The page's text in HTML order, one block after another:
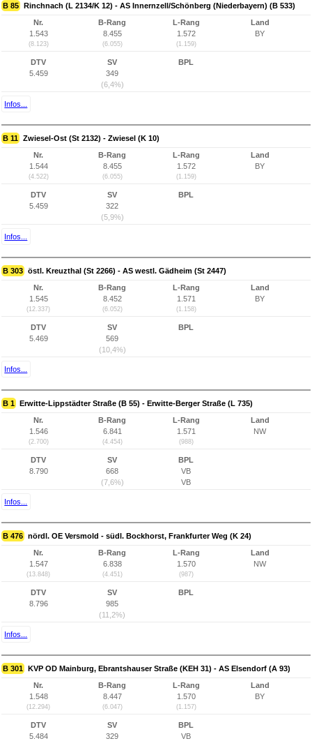
B 85 Rinchnach (L 2134/K 12) - AS Innernzell/Schönberg (Niederbayern) (B 533)
Nr.
1.543
(8.123)
B-Rang
8.455
(6.055)
L-Rang
1.572
(1.159)
Land
BY
DTV
5.459
SV
349
(6,4%)
BPL
Infos...
B 11 Zwiesel-Ost (St 2132) - Zwiesel (K 10)
Nr.
1.544
(4.522)
B-Rang
8.455
(6.055)
L-Rang
1.572
(1.159)
Land
BY
DTV
5.459
SV
322
(5,9%)
BPL
Infos...
B 303 östl. Kreuzthal (St 2266) - AS westl. Gädheim (St 2447)
Nr.
1.545
(12.337)
B-Rang
8.452
(6.052)
L-Rang
1.571
(1.158)
Land
BY
DTV
5.469
SV
569
(10,4%)
BPL
Infos...
B 1 Erwitte-Lippstädter Straße (B 55) - Erwitte-Berger Straße (L 735)
Nr.
1.546
(2.700)
B-Rang
6.841
(4.454)
L-Rang
1.571
(988)
Land
NW
DTV
8.790
SV
668
(7,6%)
BPL
VB
VB
Infos...
B 476 nördl. OE Versmold - südl. Bockhorst, Frankfurter Weg (K 24)
Nr.
1.547
(13.848)
B-Rang
6.838
(4.451)
L-Rang
1.570
(987)
Land
NW
DTV
8.796
SV
985
(11,2%)
BPL
Infos...
B 301 KVP OD Mainburg, Ebrantshauser Straße (KEH 31) - AS Elsendorf (A 93)
Nr.
1.548
(12.294)
B-Rang
8.447
(6.047)
L-Rang
1.570
(1.157)
Land
BY
DTV
5.484
SV
329
BPL
VB